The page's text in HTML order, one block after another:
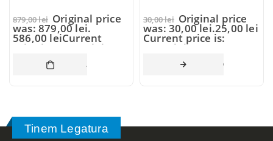
879,00lei Original price
was: 879,00 lei.
586,00 leiCurrent
price is: 586,00 lei.
ADAUGĂ ÎN COȘ
30,00lei Original price
was: 30,00 lei.25,00 lei
Current price is:
25,00 lei.
CITEȘTE MAI
Tinem Legatura